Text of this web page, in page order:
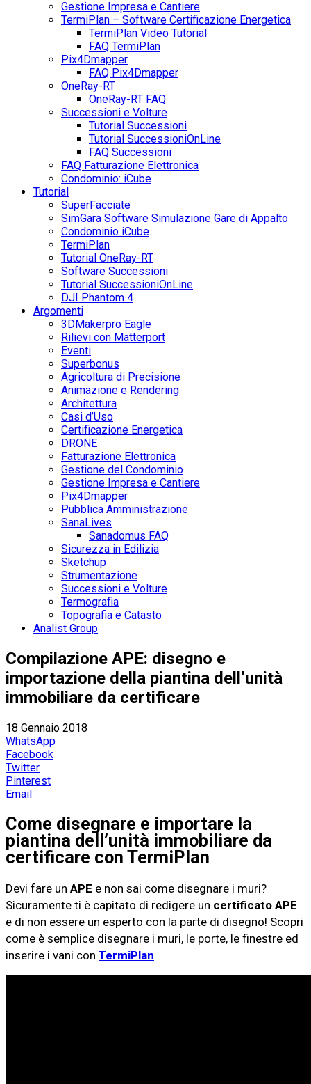
Gestione Impresa e Cantiere
TermiPlan – Software Certificazione Energetica
TermiPlan Video Tutorial
FAQ TermiPlan
Pix4Dmapper
FAQ Pix4Dmapper
OneRay-RT
OneRay-RT FAQ
Successioni e Volture
Tutorial Successioni
Tutorial SuccessioniOnLine
FAQ Successioni
FAQ Fatturazione Elettronica
Condominio: iCube
Tutorial
SuperFacciate
SimGara Software Simulazione Gare di Appalto
Condominio iCube
TermiPlan
Tutorial OneRay-RT
Software Successioni
Tutorial SuccessioniOnLine
DJI Phantom 4
Argomenti
3DMakerpro Eagle
Rilievi con Matterport
Eventi
Superbonus
Agricoltura di Precisione
Animazione e Rendering
Architettura
Casi d’Uso
Certificazione Energetica
DRONE
Fatturazione Elettronica
Gestione del Condominio
Gestione Impresa e Cantiere
Pix4Dmapper
Pubblica Amministrazione
SanaLives
Sanadomus FAQ
Sicurezza in Edilizia
Sketchup
Strumentazione
Successioni e Volture
Termografia
Topografia e Catasto
Analist Group
Compilazione APE: disegno e
importazione della piantina dell’unità
immobiliare da certificare
18 Gennaio 2018
WhatsApp
Facebook
Twitter
Pinterest
Email
Come disegnare e importare la
piantina dell’unità immobiliare da
certificare con TermiPlan
Devi fare un APE e non sai come disegnare i muri?
Sicuramente ti è capitato di redigere un certificato APE
e di non essere un esperto con la parte di disegno! Scopri
come è semplice disegnare i muri, le porte, le finestre ed
inserire i vani con TermiPlan